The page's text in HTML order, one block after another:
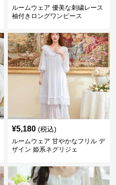
ルームウェア 優美な刺繍レース
袖付きロングワンピース
¥5,180 (税込)
ルームウェア 甘やかなフリル デ
ザイン 姫系ネグリジェ